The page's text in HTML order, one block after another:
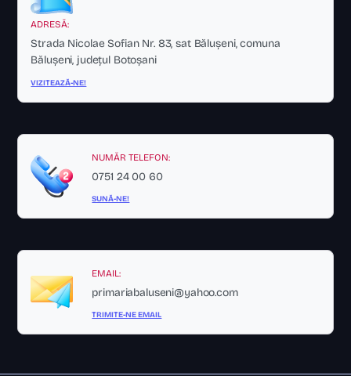
ADRESĂ:
Strada Nicolae Sofian Nr. 83, sat Bălușeni, comuna
Bălușeni, județul Botoșani
VIZITEAZĂ-NE!
NUMĂR TELEFON:
0751 24 00 60
SUNĂ-NE!
EMAIL:
primariabaluseni@yahoo.com
TRIMITE-NE EMAIL